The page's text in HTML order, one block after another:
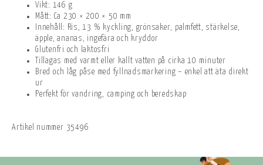
Vikt: 146 g
Mått: Ca 230 × 200 × 50 mm
Innehåll: Ris, 13 % kyckling, grönsaker, palmfett, stärkelse,
äpple, ananas, ingefära och kryddor
Glutenfri och laktosfri
Tillagas med varmt eller kallt vatten på cirka 10 minuter
Bred och låg påse med fyllnadsmarkering – enkel att äta direkt
ur
Perfekt för vandring, camping och beredskap
Artikel nummer 35496